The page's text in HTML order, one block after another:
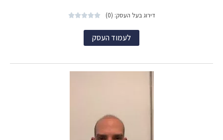
דירוג בעל העסק: (0) 




לעמוד העסק